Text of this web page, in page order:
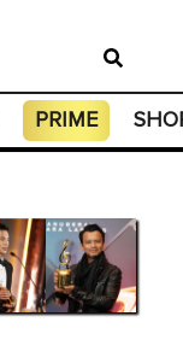
PRIME